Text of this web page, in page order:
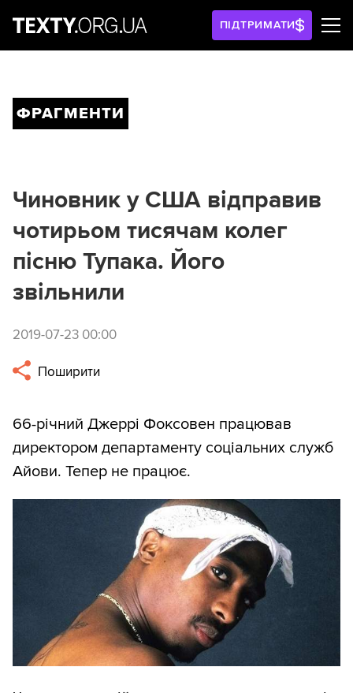
ПІДТРИМАТИ
ФРАГМЕНТИ
Чиновник у США відправив
чотирьом тисячам колег
пісню Тупака. Його
звільнили
2019-07-23 00:00
Поширити
66-річний Джеррі Фоксовен працював
директором департаменту соціальних служб
Айови. Тепер не працює.